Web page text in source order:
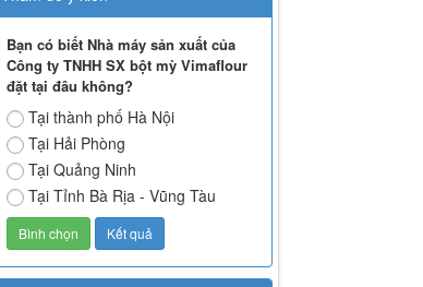
Bạn có biết Nhà máy sản xuất của
Công ty TNHH SX bột mỳ Vimaflour
đặt tại đâu không?
Tại thành phố Hà Nội
Tại Hải Phòng
Tại Quảng Ninh
Tại Tỉnh Bà Rịa - Vũng Tàu